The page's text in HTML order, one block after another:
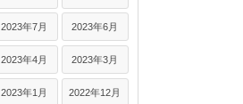
2023年7月 2023年6月
2023年4月 2023年3月
2023年1月 2022年12月